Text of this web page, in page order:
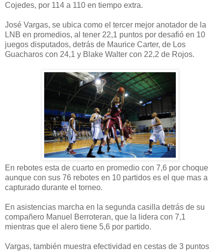
Cojedes, por 114 a 110 en tiempo extra.
José Vargas, se ubica como el tercer mejor anotador de la
LNB en promedios, al tener 22,1 puntos por desafió en 10
juegos disputados, detrás de Maurice Carter, de Los
Guacharos con 24,1 y Blake Walter con 22,2 de Rojos.
En rebotes esta de cuarto en promedio con 7,6 por choque
aunque con sus 76 rebotes en 10 partidos es el que mas a
capturado durante el torneo.
En asistencias marcha en la segunda casilla detrás de su
compañero Manuel Berroteran, que la lidera con 7,1
mientras que el alero tiene 5,6 por partido.
Vargas, también muestra efectividad en cestas de 3 puntos